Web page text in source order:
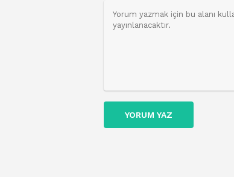
YORUM YAZ